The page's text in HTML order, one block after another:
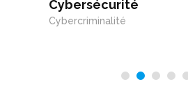
Cybersécurité
Cybercriminalité